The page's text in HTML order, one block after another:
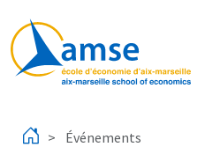
Événements